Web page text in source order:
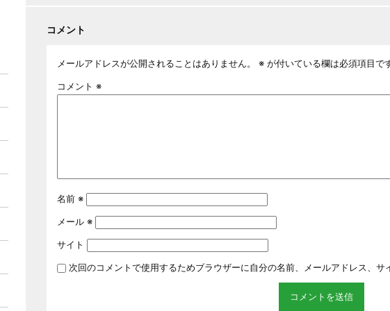
コメント
メールアドレスが公開されることはありません。 ※ が付いている欄は必須項目で
コメント ※
名前 ※
メール ※
サイト
次回のコメントで使用するためブラウザーに自分の名前、メールアドレス、サ